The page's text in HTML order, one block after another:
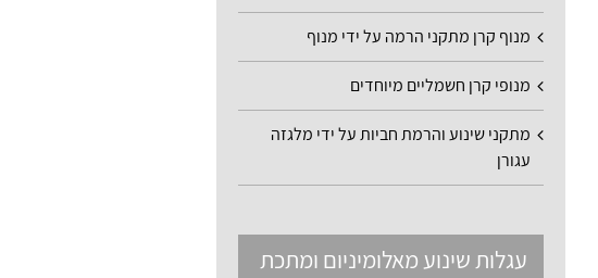
מנוף קרן מתקני הרמה על ידי מנוף
מנופי קרן חשמליים מיוחדים
מתקני שינוע והרמת חביות על ידי מלגזה
עגורן
עגלות שינוע מאלומיניום ומתכת